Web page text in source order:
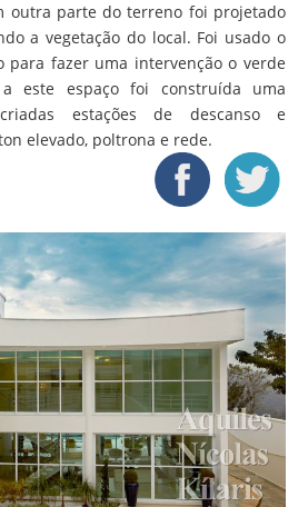
outra parte do terreno foi projetado
a vegetação do local. Foi usado o
para fazer uma intervenção o verde
este espaço foi construída uma
estações de descanso e
elevado, poltrona e rede.